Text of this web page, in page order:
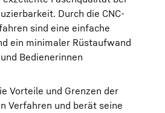
Durch die CNC-
sind eine einfache
ein minimaler Rüstaufwand
Bedienerinnen
Vorteile und Grenzen der
Verfahren und berät seine